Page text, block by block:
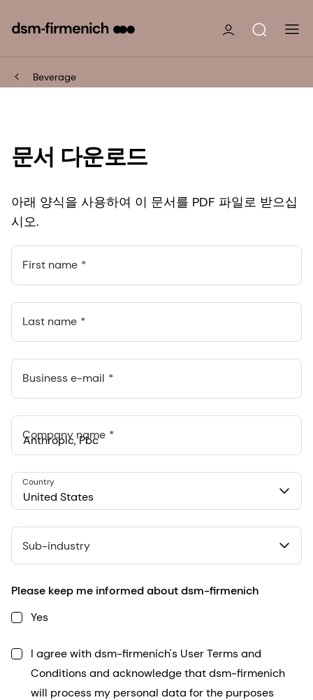
Beverage
문서 다운로드
아래 양식을 사용하여 이 문서를 PDF 파일로 받으십
시오.
First name
Last name
Business e-mail
Company name
548 Market St Pmb 90375, San Francisco, California, US
United States
Country
Sub-industry
Please keep me informed about dsm-firmenich
Yes
I agree with dsm-firmenich's User Terms and
Conditions and acknowledge that dsm-firmenich
will process my personal data for the purposes